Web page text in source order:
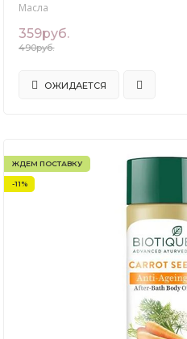
Масла
359руб.
490руб.
ОЖИДАЕТСЯ
ЖДЕМ ПОСТАВКУ
-11%